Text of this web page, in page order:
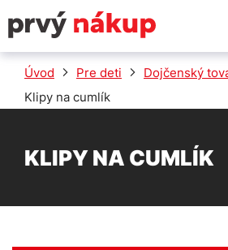
VÝPREDAJ
Úvod Pre deti
Dojčenský
Klipy na cumlík
KLIPY NA CUMLÍK